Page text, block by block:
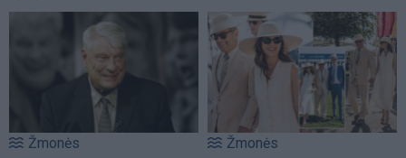
Žmonės Žmonės